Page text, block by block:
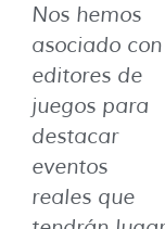
Nos hemos
asociado con
editores de
juegos para
destacar
eventos
reales que